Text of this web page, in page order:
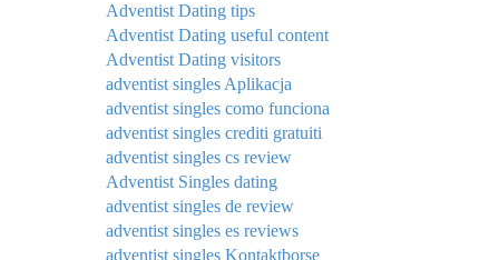
Adventist Dating tips
Adventist Dating useful content
Adventist Dating visitors
adventist singles Aplikacja
adventist singles como funciona
adventist singles crediti gratuiti
adventist singles cs review
Adventist Singles dating
adventist singles de review
adventist singles es reviews
adventist singles Kontaktborse